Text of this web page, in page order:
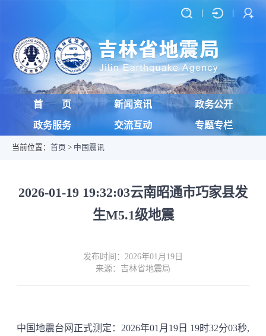
首 页 新闻资讯 政务公开
政务服务 交流互动 专题专栏
当前位置： 首页 > 中国震讯
2026-01-19 19:32:03云南昭通市巧家县发
生M5.1级地震
发布时间：2026年01月19日
来源：吉林省地震局
中国地震台网正式测定：2026年01月19日 19时32分03秒,